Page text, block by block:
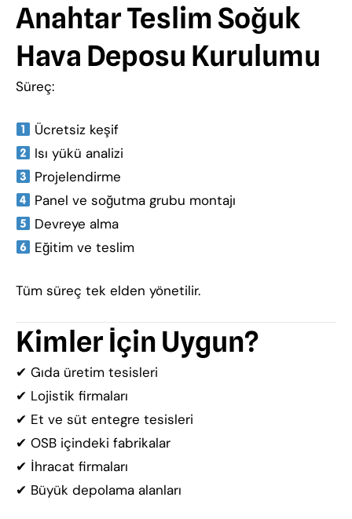
Anahtar Teslim Soğuk
Hava Deposu Kurulumu
Süreç:
Ücretsiz keşif
Isı yükü analizi
Projelendirme
Panel ve soğutma grubu montajı
Devreye alma
Eğitim ve teslim
Tüm süreç tek elden yönetilir.
Kimler İçin Uygun?
✔ Gıda üretim tesisleri
✔ Lojistik firmaları
✔ Et ve süt entegre tesisleri
✔ OSB içindeki fabrikalar
✔ İhracat firmaları
✔ Büyük depolama alanları